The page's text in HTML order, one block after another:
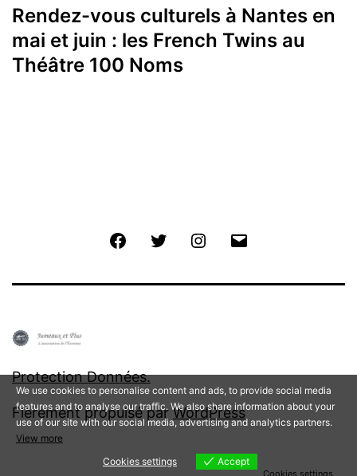
Rendez-vous culturels à Nantes en
mai et juin : les French Twins au
Théâtre 100 Noms
FacebookTwitter Instagram
Protection Données.
Fièrement propulsé parWordPress
We use cookies to personalise content and ads, to provide social media
features and to analyse our traffic. We also share information about your
use of our site with our social media, advertising and analytics partners.
View more
Cookies settings
Accept
Cookies settings